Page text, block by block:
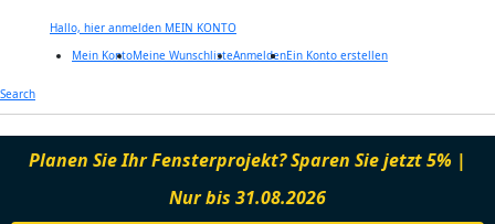
Hallo, hier anmelden MEIN KONTO
Mein KontoMeine WunschlisteAnmeldenEin Konto erstellen
Search
Planen Sie Ihr Fensterprojekt? Sparen Sie jetzt 5% |
Nur bis 31.08.2026